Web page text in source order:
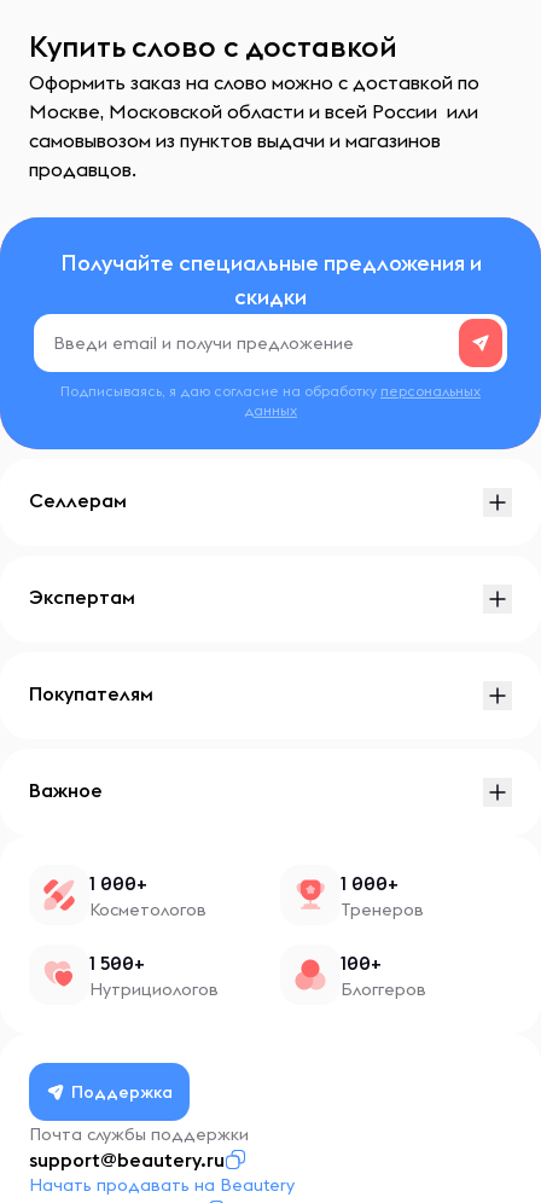
Купить слово с доставкой
Оформить заказ на слово можно с доставкой по
Москве, Московской области и всей России или
самовывозом из пунктов выдачи и магазинов
продавцов.
Получайте специальные предложения и
скидки
Подписываясь, я даю согласие на обработку персональных
данных
Селлерам
Экспертам
Покупателям
Важное
1 000+
Косметологов
1 000+
Тренеров
1 500+
Нутрициологов
100+
Блоггеров
Поддержка
Почта службы поддержки
support@beautery.ru
Начать продавать на Beautery